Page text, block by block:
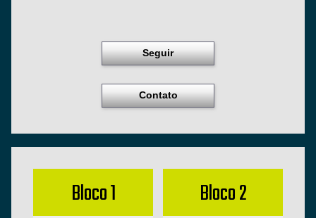
Seguir
Contato
Bloco 1 Bloco 2